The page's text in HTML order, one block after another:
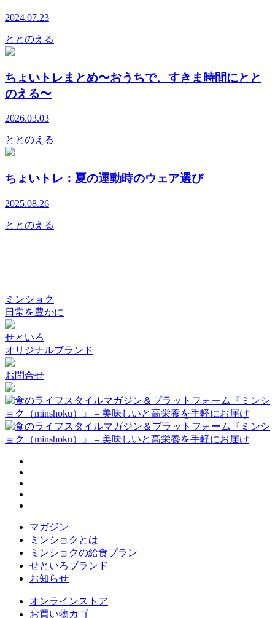
2024.07.23
ととのえる
ちょいトレまとめ〜おうちで、すきま時間にとと
のえる〜
2026.03.03
ととのえる
ちょいトレ：夏の運動時のウェア選び
2025.08.26
ととのえる
ミンショク
日常を豊かに
せといろ
オリジナルブランド
お問合せ
マガジン
ミンショクとは
ミンショクの給食プラン
せといろブランド
お知らせ
オンラインストア
お買い物カゴ